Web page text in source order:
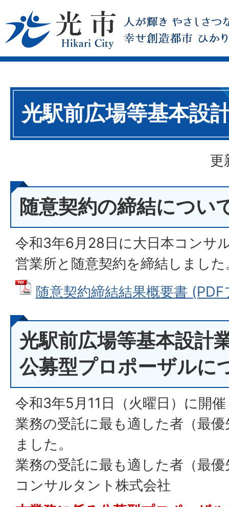
光駅前広場等基本設
更
随意契約の締結につい
令和3年6月28日に大日本コンサ
営業所と随意契約を締結しました
随意契約締結結果概要書
光駅前広場等基本設計
公募型プロポーザルに
令和3年5月11日（火曜日）に開
業務の受託に最も適した者（最
ました。
業務の受託に最も適した者（最
コンサルタント株式会社